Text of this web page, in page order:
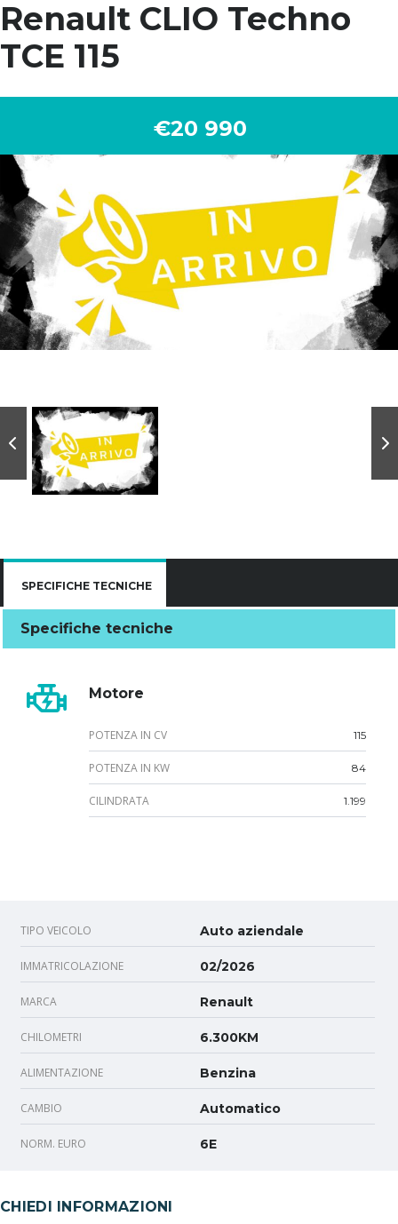
Renault CLIO Techno
TCE 115
€20 990
SPECIFICHE TECNICHE
Specifiche tecniche
Motore
POTENZA IN CV 115
POTENZA IN KW 84
CILINDRATA 1.199
TIPO VEICOLO Auto aziendale
IMMATRICOLAZIONE 02/2026
MARCA Renault
CHILOMETRI 6.300KM
ALIMENTAZIONE Benzina
CAMBIO Automatico
NORM. EURO 6E
CHIEDI INFORMAZIONI